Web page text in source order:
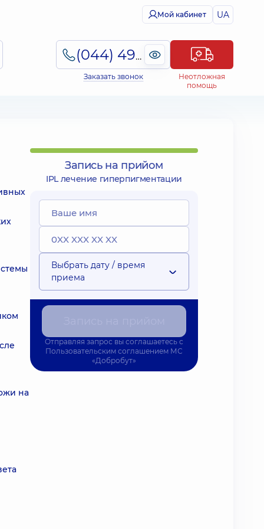
Мой кабинет UA
(044) 495-2-888
Заказать звонок
Неотложная
помощь
на
Запись на прийом
IPL лечение гиперпигментации
Выбрать дату / время
приема
Отправляя запрос вы соглашаетесь с
Пользовательским соглашением МС
«Добробут»